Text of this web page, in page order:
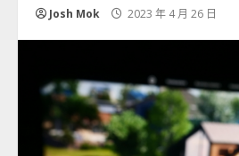
Josh Mok 2023 年 4 月 26 日